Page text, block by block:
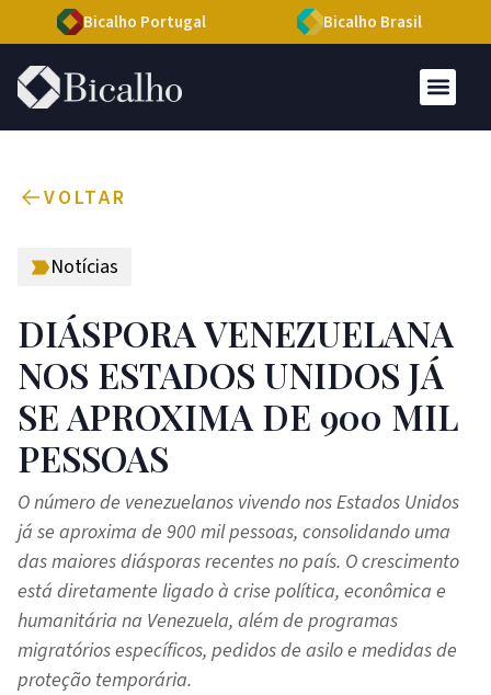
Bicalho Portugal Bicalho Brasil
VOLTAR
Notícias
DIÁSPORA VENEZUELANA
NOS ESTADOS UNIDOS JÁ
SE APROXIMA DE 900 MIL
PESSOAS
O número de venezuelanos vivendo nos Estados Unidos
já se aproxima de 900 mil pessoas, consolidando uma
das maiores diásporas recentes no país. O crescimento
está diretamente ligado à crise política, econômica e
humanitária na Venezuela, além de programas
migratórios específicos, pedidos de asilo e medidas de
proteção temporária.